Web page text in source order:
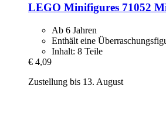
LEGO Minifigures 71052
Ab 6 Jahren
Enthält eine
Inhalt: 8 Teile
€ 4,09
Zustellung bis 13. August